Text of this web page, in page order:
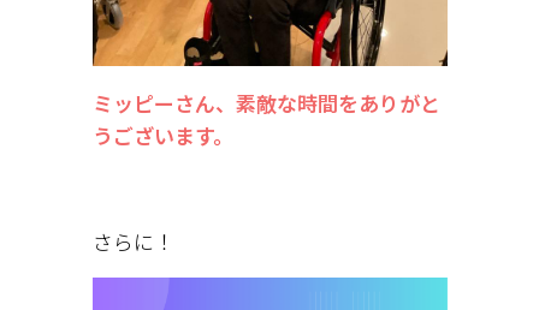
ミッピーさん、素敵な時間をありがと
うございます。
さらに！